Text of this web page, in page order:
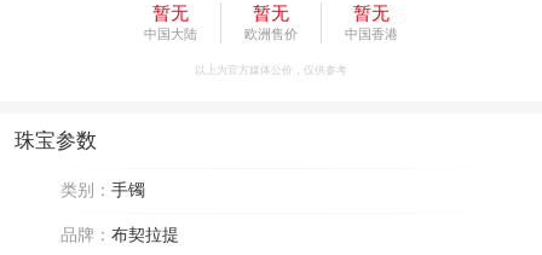
暂无
中国大陆
暂无
欧洲售价
暂无
中国香港
以上为官方媒体公价，仅供参考
珠宝参数
类别： 手镯
品牌： 布契拉提